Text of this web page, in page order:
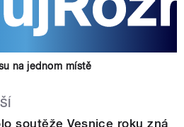
na jednom místě
soutěže Vesnice roku zná